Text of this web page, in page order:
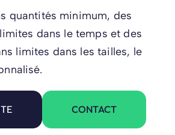
quantités minimum, des
dans le temps et des
limites dans les tailles, le
CONTACT